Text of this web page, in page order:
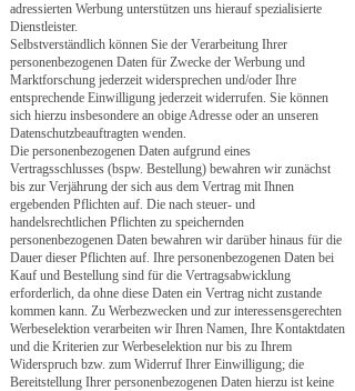
adressierten Werbung unterstützen uns hierauf spezialisierte
Dienstleister.
Selbstverständlich können Sie der Verarbeitung Ihrer
personenbezogenen Daten für Zwecke der Werbung und
Marktforschung jederzeit widersprechen und/oder Ihre
entsprechende Einwilligung jederzeit widerrufen. Sie können
sich hierzu insbesondere an obige Adresse oder an unseren
Datenschutzbeauftragten wenden.
Die personenbezogenen Daten aufgrund eines
Vertragsschlusses (bspw. Bestellung) bewahren wir zunächst
bis zur Verjährung der sich aus dem Vertrag mit Ihnen
ergebenden Pflichten auf. Die nach steuer- und
handelsrechtlichen Pflichten zu speichernden
personenbezogenen Daten bewahren wir darüber hinaus für die
Dauer dieser Pflichten auf. Ihre personenbezogenen Daten bei
Kauf und Bestellung sind für die Vertragsabwicklung
erforderlich, da ohne diese Daten ein Vertrag nicht zustande
kommen kann. Zu Werbezwecken und zur interessensgerechten
Werbeselektion verarbeiten wir Ihren Namen, Ihre Kontaktdaten
und die Kriterien zur Werbeselektion nur bis zu Ihrem
Widerspruch bzw. zum Widerruf Ihrer Einwilligung; die
Bereitstellung Ihrer personenbezogenen Daten hierzu ist keine